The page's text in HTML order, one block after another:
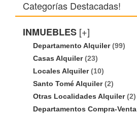
Categorías Destacadas!
INMUEBLES [+]
Departamento Alquiler(99)
Casas Alquiler(23)
Locales Alquiler(10)
Santo Tomé Alquiler(2)
Otras Localidades Alquiler(2)
Departamentos Compra-Venta